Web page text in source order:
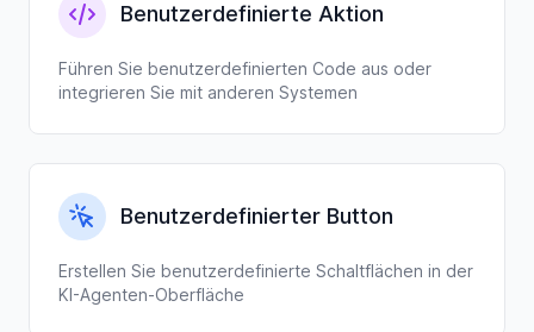
Benutzerdefinierte Aktion
Führen Sie benutzerdefinierten Code aus oder
integrieren Sie mit anderen Systemen
Benutzerdefinierter Button
Erstellen Sie benutzerdefinierte Schaltflächen in der
KI-Agenten-Oberfläche